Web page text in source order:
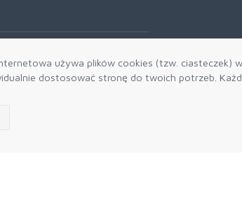
używa plików cookies (tzw. ciasteczek)
dostosować stronę do twoich potrzeb.